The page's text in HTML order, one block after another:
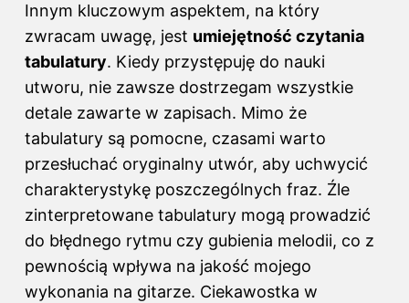
Innym kluczowym aspektem, na który
zwracam uwagę, jest umiejętność czytania
tabulatury. Kiedy przystępuję do nauki
utworu, nie zawsze dostrzegam wszystkie
detale zawarte w zapisach. Mimo że
tabulatury są pomocne, czasami warto
przesłuchać oryginalny utwór, aby uchwycić
charakterystykę poszczególnych fraz. Źle
zinterpretowane tabulatury mogą prowadzić
do błędnego rytmu czy gubienia melodii, co z
pewnością wpływa na jakość mojego
wykonania na gitarze. Ciekawostka w